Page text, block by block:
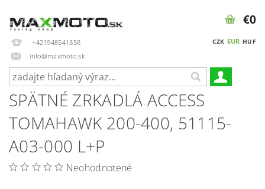
+421948541858
info@maxmoto.sk
CZK EUR HUF
€0
SPÄTNÉ ZRKADLÁ ACCESS
TOMAHAWK 200-400, 51115-
A03-000 L+P
Neohodnotené